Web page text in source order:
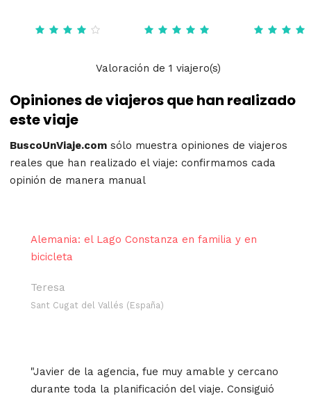
Valoración de 1 viajero(s)
Opiniones de viajeros que han realizado
este viaje
BuscoUnViaje.com sólo muestra opiniones de viajeros
reales que han realizado el viaje: confirmamos cada
opinión de manera manual
Alemania: el Lago Constanza en familia y en
bicicleta
Teresa
Sant Cugat del Vallés (España)
"Javier de la agencia, fue muy amable y cercano
durante toda la planificación del viaje. Consiguió